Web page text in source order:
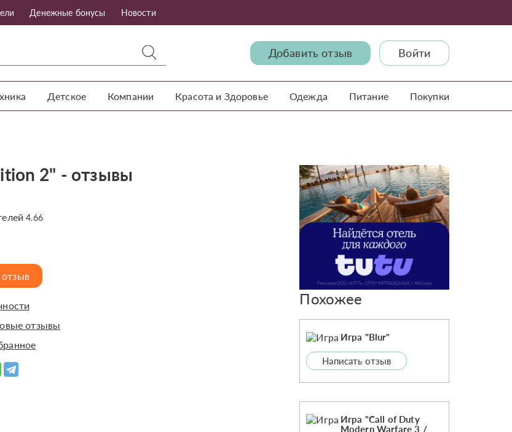
Денежные бонусы Новости
Добавить отзыв Войти
Детское Компании Красота и Здоровье Одежда Питание Покупки
2" - отзывы
4.66
отзывы
Похожее
Игра "Blur"
Написать отзыв
Игра "Call of Duty
Modern Warfare 3 /